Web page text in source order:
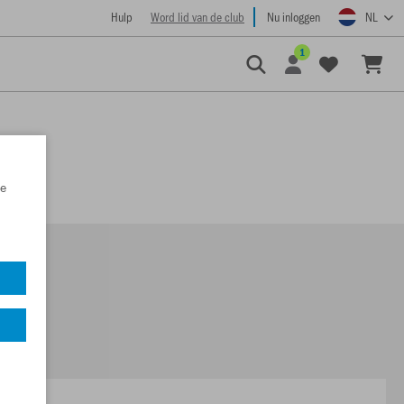
Hulp Word lid van de club Nu inloggen NL
1